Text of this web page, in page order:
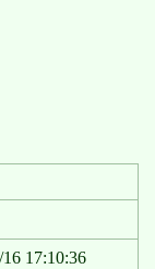
17:10:36